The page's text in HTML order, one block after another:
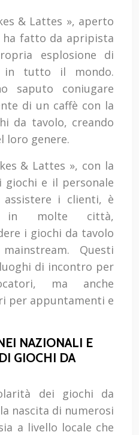
& Lattes », aperto
ha fatto da apripista
esplosione di
in tutto il mondo.
saputo coniugare
di un caffè con la
da tavolo, creando
loro genere.
& Lattes », con la
giochi e il personale
i clienti, è
in molte città,
i giochi da tavolo
Questi
di incontro per
ma anche
per appuntamenti e
NAZIONALI E
GIOCHI DA
dei giochi da
nascita di numerosi
a livello locale che